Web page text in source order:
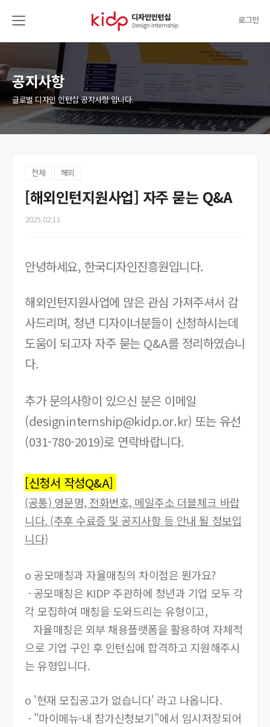
로그인
공지사항
글로벌 디자인 인턴십 공지사항 입니다.
전체 해외
[해외인턴지원사업] 자주 묻는 Q&A
2025.02.11
안녕하세요, 한국디자인진흥원입니다.
해외인턴지원사업에 많은 관심 가져주셔서 감
사드리며, 청년 디자이너분들이 신청하시는데
도움이 되고자 자주 묻는 Q&A를 정리하였습니
다.
추가 문의사항이 있으신 분은 이메일
(designinternship@kidp.or.kr) 또는 유선
(031-780-2019)로 연락바랍니다.
[신청서 작성Q&A]
(공통) 영문명, 전화번호, 메일주소 더블체크 바랍
니다. (추후 수료증 및 공지사항 등 안내 될 정보입
니다)
o 공모매칭과 자율매칭의 차이점은 뭔가요?
- 공모매칭은 KIDP 주관하에 청년과 기업 모두 각
각 모집하여 매칭을 도와드리는 유형이고,
자율매칭은 외부 채용플랫폼을 활용하여 자체적
으로 기업 구인 후 인턴십에 합격하고 지원해주시
는 유형입니다.
o '현재 모집공고가 없습니다' 라고 나옵니다.
- "마이메뉴-내 참가신청보기"에서 임시저장되어